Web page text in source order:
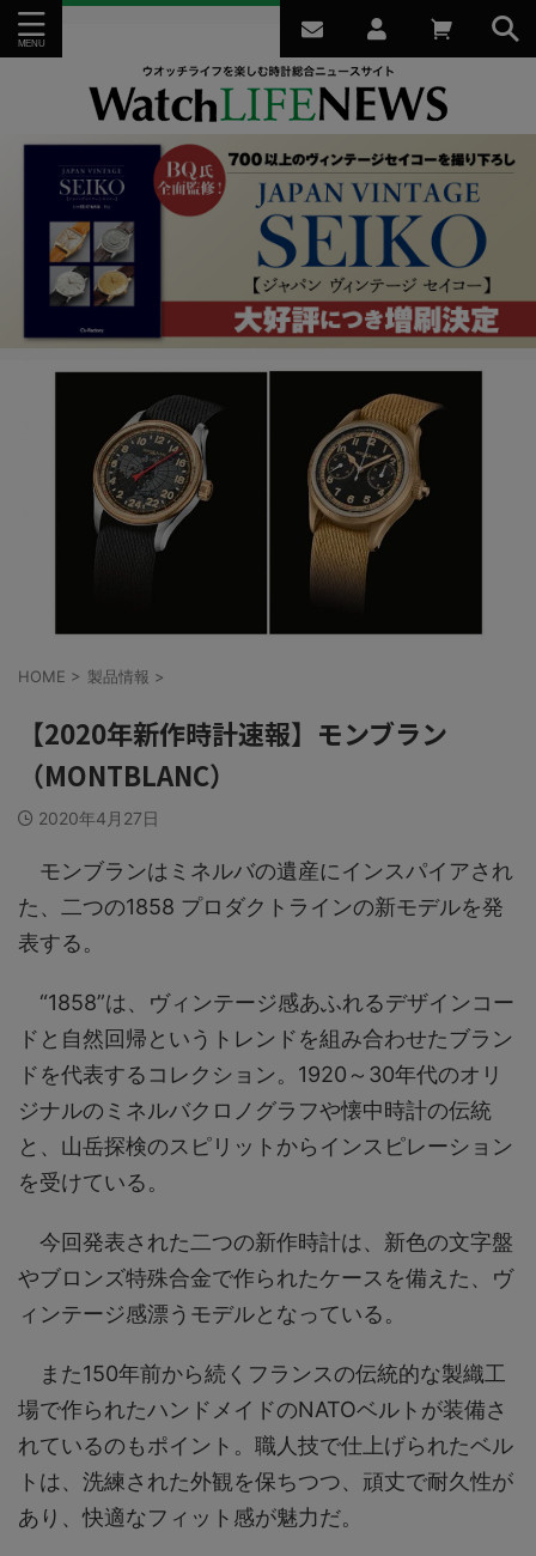
HOME > 製品情報 >
【2020年新作時計速報】モンブラン
（MONTBLANC）
2020年4月27日
モンブランはミネルバの遺産にインスパイアされ
た、二つの1858 プロダクトラインの新モデルを発
表する。
“1858”は、ヴィンテージ感あふれるデザインコー
ドと自然回帰というトレンドを組み合わせたブラン
ドを代表するコレクション。1920～30年代のオリ
ジナルのミネルバクロノグラフや懐中時計の伝統
と、山岳探検のスピリットからインスピレーション
を受けている。
今回発表された二つの新作時計は、新色の文字盤
やブロンズ特殊合金で作られたケースを備えた、ヴ
ィンテージ感漂うモデルとなっている。
また150年前から続くフランスの伝統的な製織工
場で作られたハンドメイドのNATOベルトが装備さ
れているのもポイント。職人技で仕上げられたベル
トは、洗練された外観を保ちつつ、頑丈で耐久性が
あり、快適なフィット感が魅力だ。